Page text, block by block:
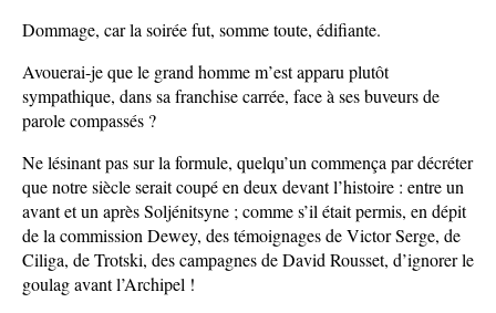
Dommage, car la soirée fut, somme toute, édifiante.
Avouerai-je que le grand homme m’est apparu plutôt
sympathique, dans sa franchise carrée, face à ses buveurs de
parole compassés ?
Ne lésinant pas sur la formule, quelqu’un commença par décréter
que notre siècle serait coupé en deux devant l’histoire : entre un
avant et un après Soljénitsyne ; comme s’il était permis, en dépit
de la commission Dewey, des témoignages de Victor Serge, de
Ciliga, de Trotski, des campagnes de David Rousset, d’ignorer le
goulag avant l’Archipel !